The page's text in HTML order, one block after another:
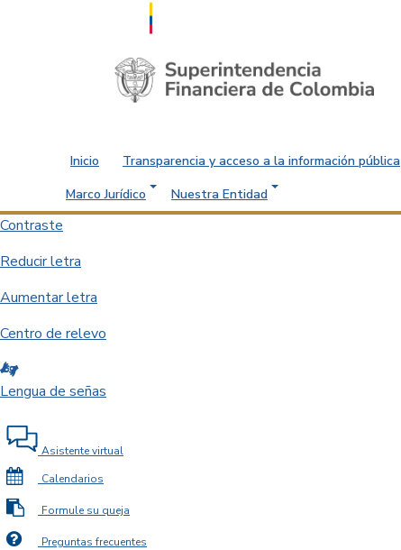
Saltar al contenido principal
Inicio Transparencia y acceso a la información pública
Marco Jurídico
Nuestra Entidad
Contraste
Reducir letra
Aumentar letra
Centro de relevo
Lengua de señas
Asistente virtual
Calendarios
Formule su queja
Preguntas frecuentes